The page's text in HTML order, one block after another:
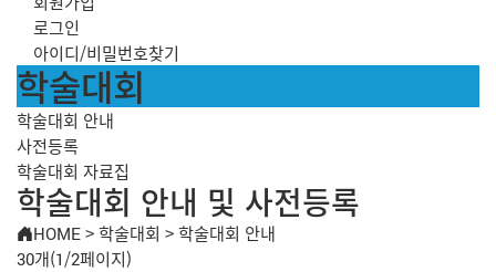
로그인
아이디/비밀번호찾기
학술대회
학술대회 안내
사전등록
학술대회 자료집
학술대회 안내 및 사전등록
HOME>학술대회 >학술대회 안내
30개(1/2페이지)